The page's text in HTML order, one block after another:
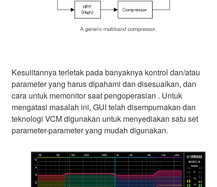
Kesulitannya terletak pada banyaknya kontrol dan/atau
parameter yang harus dipahami dan disesuaikan, dan
cara untuk memonitor saat pengoperasian . Untuk
mengatasi masalah ini, GUI telah disempurnakan dan
teknologi VCM digunakan untuk menyediakan satu set
parameter-parameter yang mudah digunakan.